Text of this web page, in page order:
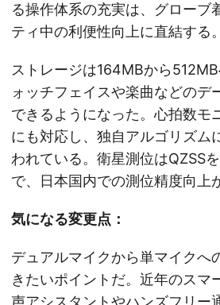
る操作体系の充実は、グローブ
ティ中の利便性向上に直結する。
ストレージは164MBから
ォッチフェイスや楽曲などのデ
できるようになった。心拍数モ
にも対応し、独自アルゴリズム
われている。衛星測位はQZSS
で、日本国内での測位精度向上
気になる変更点：
デュアルマイクから単マイクへ
きたいポイントだ。近年のスマ
声アシスタントやハンズフリー